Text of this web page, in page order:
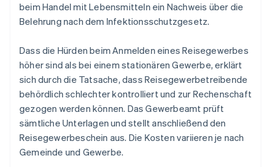
beim Handel mit Lebensmitteln ein Nachweis über die
Belehrung nach dem Infektionsschutzgesetz.
Dass die Hürden beim Anmelden eines Reisegewerbes
höher sind als bei einem stationären Gewerbe, erklärt
sich durch die Tatsache, dass Reisegewerbetreibende
behördlich schlechter kontrolliert und zur Rechenschaft
gezogen werden können. Das Gewerbeamt prüft
sämtliche Unterlagen und stellt anschließend den
Reisegewerbeschein aus. Die Kosten variieren je nach
Gemeinde und Gewerbe.